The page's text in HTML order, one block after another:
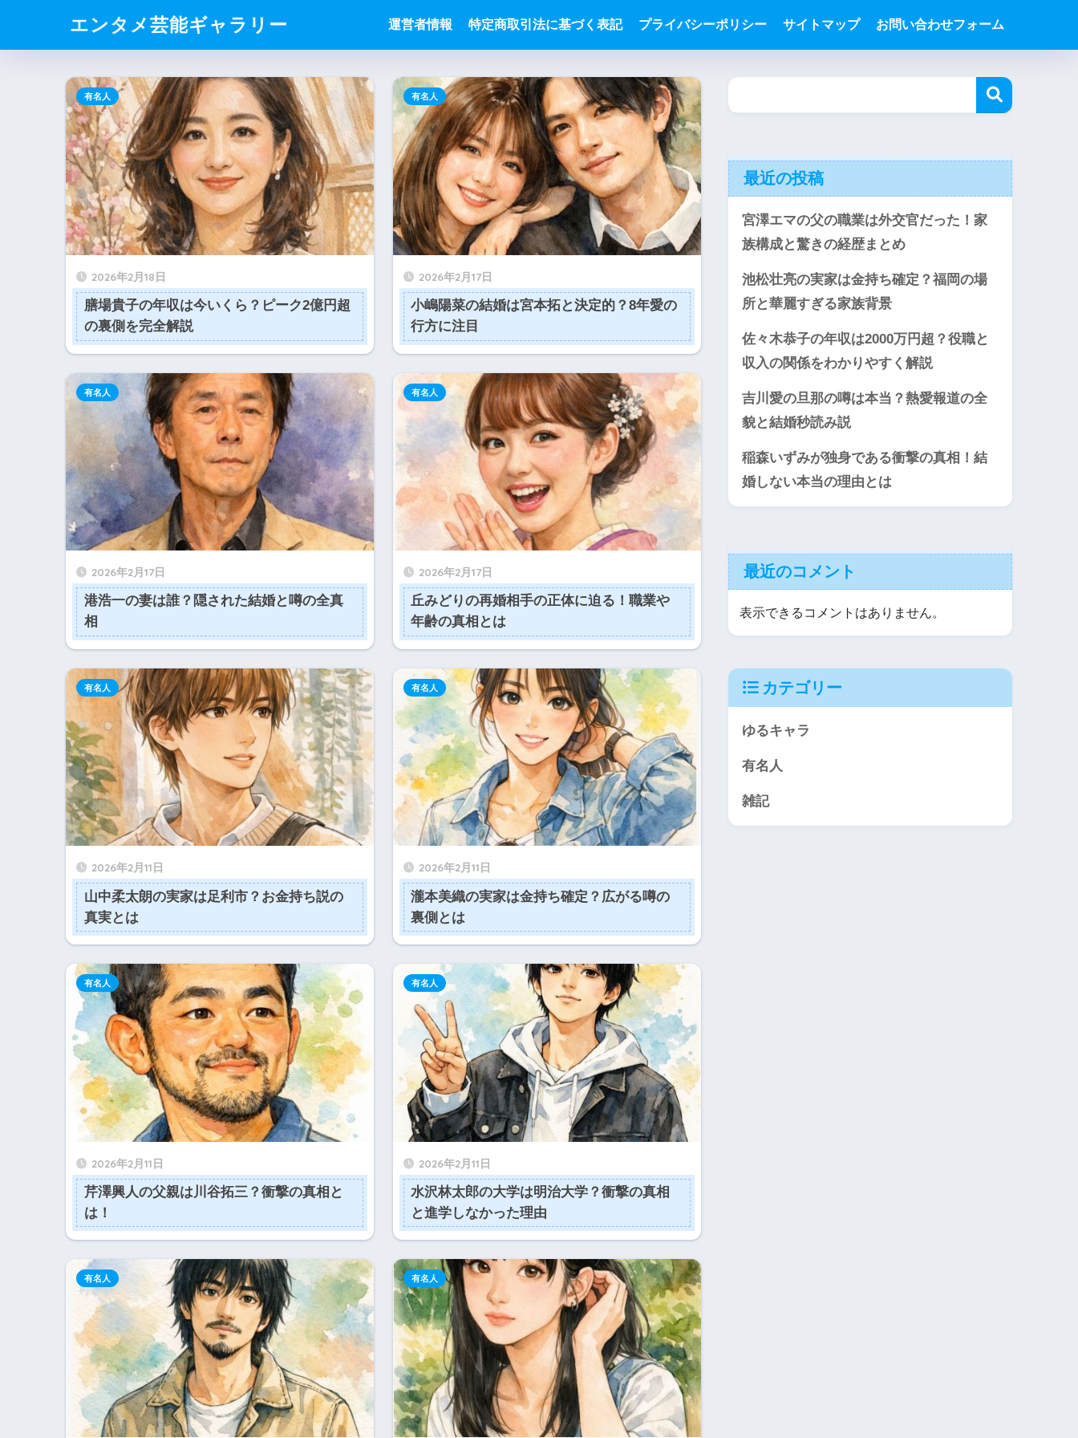
エンタメ芸能ギャラリー 運営者情報 特定商取引法に基づく表記 プライバシーポリシー サイトマップ お問い合わせフォーム
2026年2月18日
膳場貴子の年収は今いくら？ピーク2億円超
の裏側を完全解説
有名人
2026年2月17日
小嶋陽菜の結婚は宮本拓と決定的？8年愛の
行方に注目
有名人
2026年2月17日
港浩一の妻は誰？隠された結婚と噂の全真
相
有名人
2026年2月17日
丘みどりの再婚相手の正体に迫る！職業や
年齢の真相とは
有名人
2026年2月11日
山中柔太朗の実家は足利市？お金持ち説の
真実とは
有名人
2026年2月11日
瀧本美織の実家は金持ち確定？広がる噂の
裏側とは
有名人
2026年2月11日
芹澤興人の父親は川谷拓三？衝撃の真相と
は！
有名人
2026年2月11日
水沢林太郎の大学は明治大学？衝撃の真相
と進学しなかった理由
有名人
有名人 有名人
最近の投稿
宮澤エマの父の職業は外交官だった！家
族構成と驚きの経歴まとめ
池松壮亮の実家は金持ち確定？福岡の場
所と華麗すぎる家族背景
佐々木恭子の年収は2000万円超？役職と
収入の関係をわかりやすく解説
吉川愛の旦那の噂は本当？熱愛報道の全
貌と結婚秒読み説
稲森いずみが独身である衝撃の真相！結
婚しない本当の理由とは
最近のコメント
表示できるコメントはありません。
カテゴリー
ゆるキャラ
有名人
雑記